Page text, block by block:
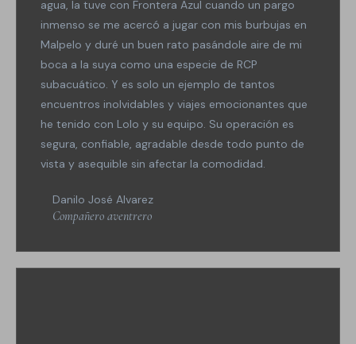
agua, la tuve con Frontera Azul cuando un pargo
inmenso se me acercó a jugar con mis burbujas en
Malpelo y duré un buen rato pasándole aire de mi
boca a la suya como una especie de RCP
subacuático. Y es solo un ejemplo de tantos
encuentros inolvidables y viajes emocionantes que
he tenido con Lolo y su equipo. Su operación es
segura, confiable, agradable desde todo punto de
vista y asequible sin afectar la comodidad.
Danilo José Alvarez
Compañero aventrero